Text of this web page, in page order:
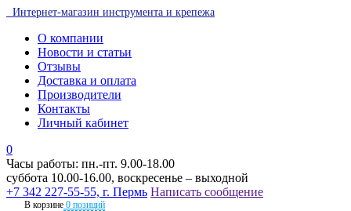
Интернет-магазин инструмента и крепежа
О компании
Новости и статьи
Отзывы
Доставка и оплата
Производители
Контакты
Личный кабинет
0
Часы работы: пн.-пт. 9.00-18.00
суббота 10.00-16.00, воскресенье – выходной
+7 342 227-55-55, г. Пермь Написать сообщение
В корзине 0 позиций